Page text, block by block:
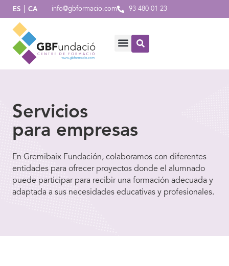
ES CA info@gbformacio.com 93 480 01 23
Servicios
para empresas
En Gremibaix Fundación, colaboramos con diferentes
entidades para ofrecer proyectos donde el alumnado
puede participar para recibir una formación adecuada y
adaptada a sus necesidades educativas y profesionales.